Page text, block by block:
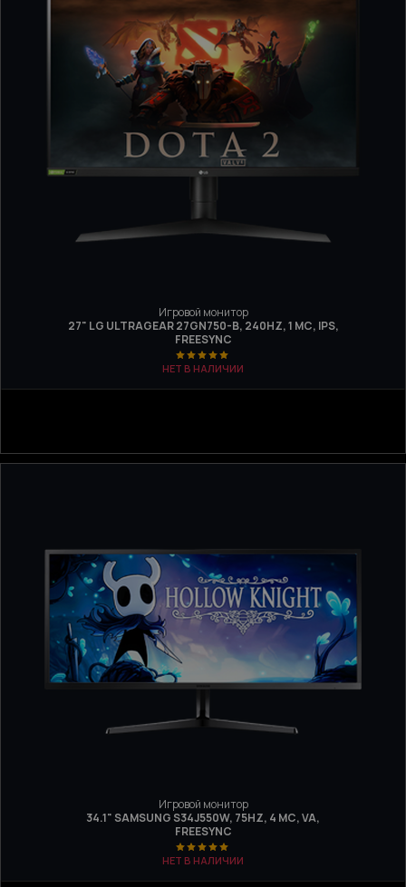
Игровой монитор
27" LG ULTRAGEAR 27GN750-B, 240HZ, 1 МС, IPS,
FREESYNC
НЕТ В НАЛИЧИИ
Игровой монитор
34.1" SAMSUNG S34J550W, 75HZ, 4 МС, VA,
FREESYNC
НЕТ В НАЛИЧИИ